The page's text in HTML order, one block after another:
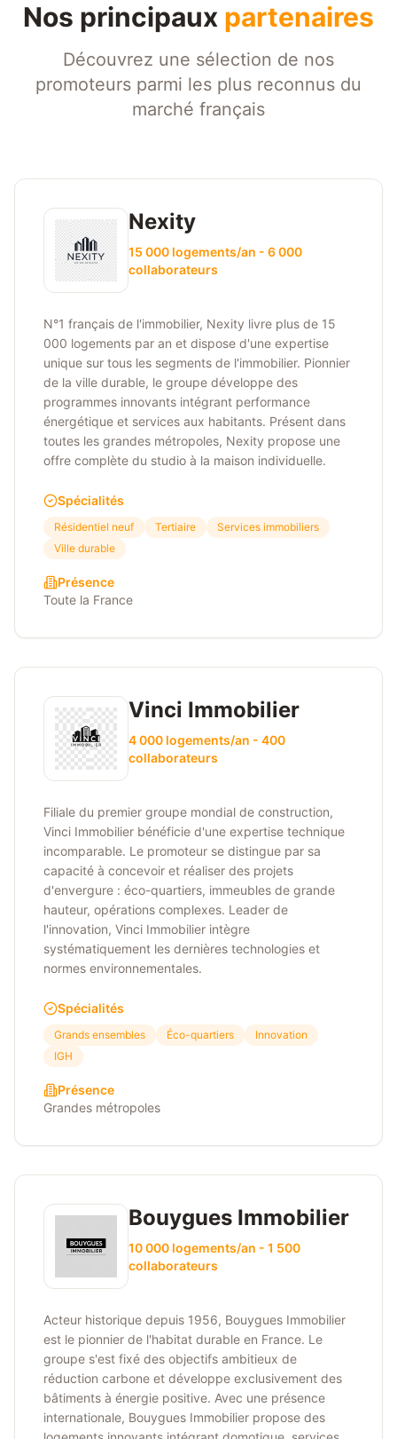
Nos principaux partenaires
Découvrez une sélection de nos
promoteurs parmi les plus reconnus du
marché français
Nexity
15 000 logements/an - 6 000
collaborateurs
N°1 français de l'immobilier, Nexity livre plus de 15
000 logements par an et dispose d'une expertise
unique sur tous les segments de l'immobilier. Pionnier
de la ville durable, le groupe développe des
programmes innovants intégrant performance
énergétique et services aux habitants. Présent dans
toutes les grandes métropoles, Nexity propose une
offre complète du studio à la maison individuelle.
Spécialités
Résidentiel neuf Tertiaire
Services immobiliers
Ville durable
Présence
Toute la France
Vinci Immobilier
4 000 logements/an - 400
collaborateurs
Filiale du premier groupe mondial de construction,
Vinci Immobilier bénéficie d'une expertise technique
incomparable. Le promoteur se distingue par sa
capacité à concevoir et réaliser des projets
d'envergure : éco-quartiers, immeubles de grande
hauteur, opérations complexes. Leader de
l'innovation, Vinci Immobilier intègre
systématiquement les dernières technologies et
normes environnementales.
Spécialités
Grands ensembles Éco-quartiers
Innovation
IGH
Présence
Grandes métropoles
Bouygues Immobilier
10 000 logements/an - 1 500
collaborateurs
Acteur historique depuis 1956, Bouygues Immobilier
est le pionnier de l'habitat durable en France. Le
groupe s'est fixé des objectifs ambitieux de
réduction carbone et développe exclusivement des
bâtiments à énergie positive. Avec une présence
internationale, Bouygues Immobilier propose des